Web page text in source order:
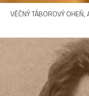
VĚČNÝ TÁBOROVÝ